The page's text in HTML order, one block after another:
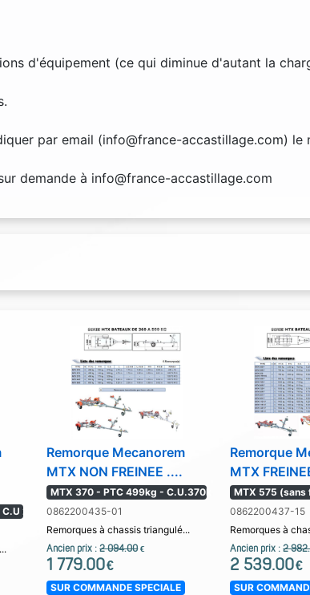
d'équipement (ce qui diminue d'autant la
par email (info@france-accastillage.com)
demande à info@france-accastillage.com
2
Remorque Mecanorem
MTX NON FREINEE ....
MTX 370 - PTC 499kg - C.U.370k
0862200435-01
Remorques à chassis triangulé...
Ancien prix :2 094.00€
1 779.00€
SUR COMMANDE SPECIALE
Remorque
MTX
MTX 575 (sans
0862200437-15
Remorques à
Ancien prix :2
2 539.00€
SUR